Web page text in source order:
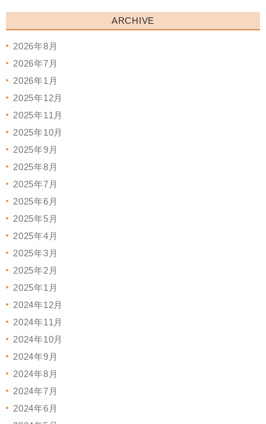
ARCHIVE
2026年8月
2026年7月
2026年1月
2025年12月
2025年11月
2025年10月
2025年9月
2025年8月
2025年7月
2025年6月
2025年5月
2025年4月
2025年3月
2025年2月
2025年1月
2024年12月
2024年11月
2024年10月
2024年9月
2024年8月
2024年7月
2024年6月